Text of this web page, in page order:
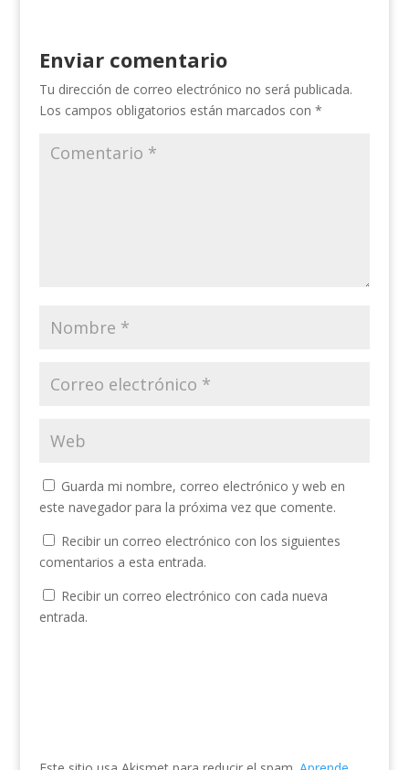
Enviar comentario
Tu dirección de correo electrónico no será publicada.
Los campos obligatorios están marcados con *
Guarda mi nombre, correo electrónico y web en
este navegador para la próxima vez que comente.
Recibir un correo electrónico con los siguientes
comentarios a esta entrada.
Recibir un correo electrónico con cada nueva
entrada.